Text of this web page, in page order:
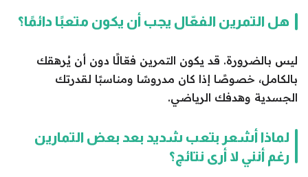
هل التمرين الفعّال يجب أن يكون متعبًا دائمًا؟
ليس بالضرورة. قد يكون التمرين فعّالًا دون أن يُرهقك
بالكامل، خصوصًا إذا كان مدروسًا ومناسبًا لقدرتك
الجسدية وهدفك الرياضي.
لماذا أشعر بتعب شديد بعد بعض التمارين
رغم أنني لا أرى نتائج؟